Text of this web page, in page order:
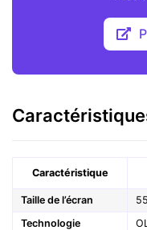
Caractéristique
Taille de l’écran
Technologie